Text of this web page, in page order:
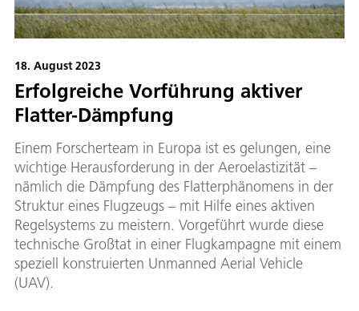
18. August 2023
Erfolgreiche Vorführung aktiver
Flatter-Dämpfung
Einem Forscherteam in Europa ist es gelungen, eine
wichtige Herausforderung in der Aeroelastizität –
nämlich die Dämpfung des Flatterphänomens in der
Struktur eines Flugzeugs – mit Hilfe eines aktiven
Regelsystems zu meistern. Vorgeführt wurde diese
technische Großtat in einer Flugkampagne mit einem
speziell konstruierten Unmanned Aerial Vehicle
(UAV).